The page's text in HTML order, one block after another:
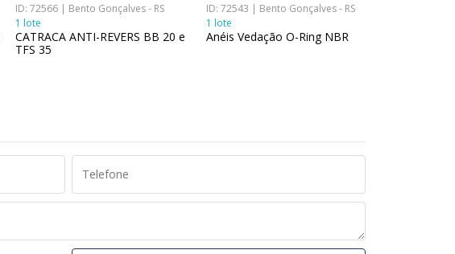
ID: 72566 | Bento Gonçalves - RS
1 lote
CATRACA ANTI-REVERS BB 20 e
TFS 35
ID: 72543 | Bento Gonçalves - RS
1 lote
Anéis Vedação O-Ring NBR